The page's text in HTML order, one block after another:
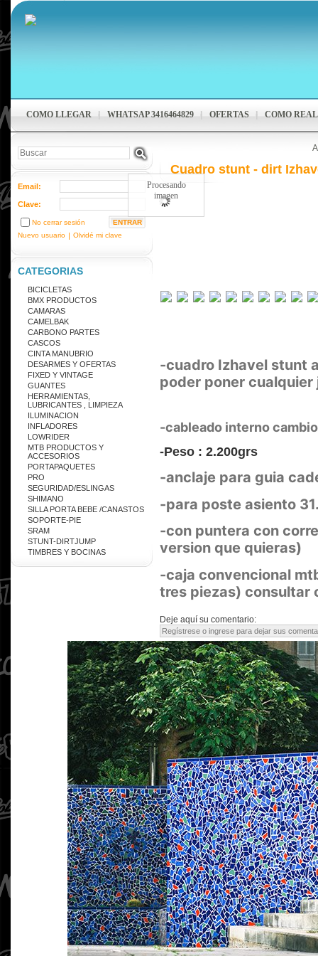
COMO LLEGAR WHATSAP 3416464829 OFERTAS COMO
Email:
Clave:
No cerrar sesión
Nuevo usuario | Olvidé mi clave
CATEGORIAS
BICICLETAS
BMX PRODUCTOS
CAMARAS
CAMELBAK
CARBONO PARTES
CASCOS
CINTA MANUBRIO
DESARMES Y OFERTAS
FIXED Y VINTAGE
GUANTES
HERRAMIENTAS,
LUBRICANTES , LIMPIEZA
ILUMINACION
INFLADORES
LOWRIDER
MTB PRODUCTOS Y
ACCESORIOS
PORTAPAQUETES
PRO
SEGURIDAD/ESLINGAS
SHIMANO
SILLA PORTA BEBE /CANASTOS
SOPORTE-PIE
SRAM
STUNT-DIRTJUMP
TIMBRES Y BOCINAS
Cuadro stunt - dirt
Procesando
imagen
-cuadro Izhavel stunt
poder poner
-cableado interno cambio
-Peso : 2.200grs
-anclaje para guia
-para poste asiento
-con puntera con
version que quieras)
-caja convencional
tres piezas) consultar
Deje aquí su comentario: